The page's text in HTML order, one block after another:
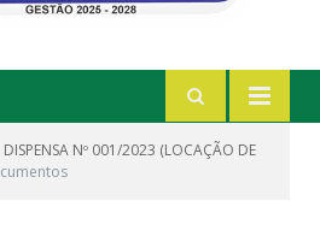
DISPENSA Nº 001/2023 (LOCAÇÃO DE